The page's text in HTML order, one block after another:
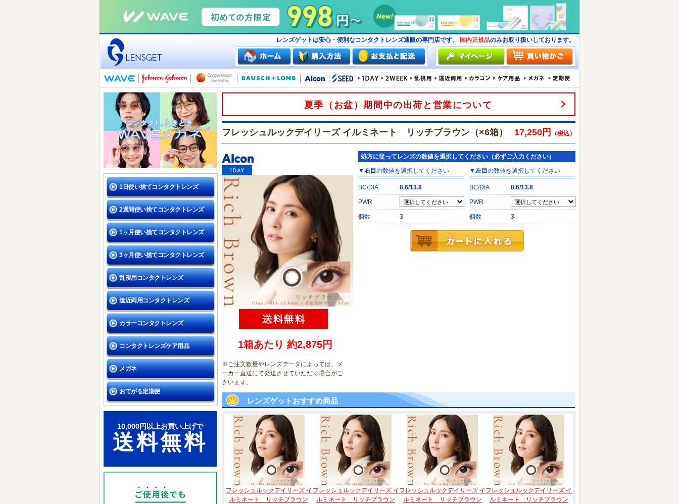
レンズゲットは安心・便利なコンタクトレンズ通販の専門店です。 国内正規品のみお取り扱いしております。
1日使い捨てコンタクトレンズ
2週間使い捨てコンタクトレンズ
1ヶ月使い捨てコンタクトレンズ
3ヶ月使い捨てコンタクトレンズ
乱視用コンタクトレンズ
遠近両用コンタクトレンズ
カラーコンタクトレンズ
コンタクトレンズケア用品
メガネ
おてがる定期便
10,000円以上お買い上げで
送料無料
夏季（お盆）期間中の出荷と営業について
フレッシュルックデイリーズ イルミネート リッチブラウン（×6箱） 17,250円 （税込）
1箱あたり 約2,875円
※ご注文数量やレンズデータによっては、メ
ーカー直送にて発送させていただく場合がご
ざいます。
処方に従ってレンズの数値を選択してください（必ずご入力ください）
▼右目の数値を選択してください
BC/DIA 8.6/13.8
PWR
個数 3
▼左目の数値を選択してください
BC/DIA 8.6/13.8
PWR
個数 3
レンズゲットおすすめ商品
フレッシュルックデイリーズ イ
ルミネート リッチブラウン
フレッシュルックデイリーズ イ
ルミネート リッチブラウン
フレッシュルックデイリーズ イ
ルミネート リッチブラウン
フレッシュルックデイリーズ イ
ルミネート リッチブラウン